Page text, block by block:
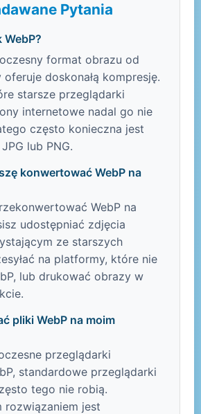
Pytania
format obrazu od
doskonałą kompresję.
starsze przeglądarki
internetowe nadal go nie
często konieczna jest
lub PNG.
konwertować WebP na
WebP na
udostępniać zdjęcia
ze starszych
na platformy, które nie
lub drukować obrazy w
pliki WebP na moim
przeglądarki
standardowe przeglądarki
tego nie robią.
rozwiązaniem jest